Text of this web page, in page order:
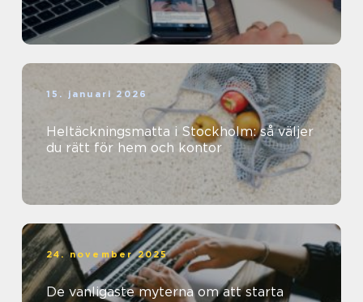
15. januari 2026
Heltäckningsmatta i Stockholm: så väljer
du rätt för hem och kontor
24. november 2025
De vanligaste myterna om att starta